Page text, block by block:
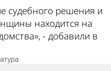
судебного решения и
находится на
- добавили в